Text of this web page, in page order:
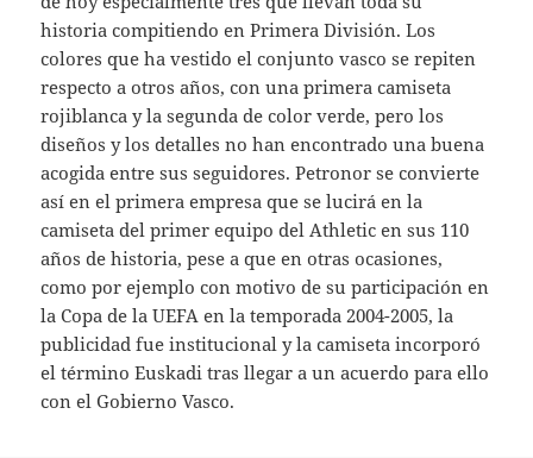
historia compitiendo en Primera División. Los
colores que ha vestido el conjunto vasco se repiten
respecto a otros años, con una primera camiseta
rojiblanca y la segunda de color verde, pero los
diseños y los detalles no han encontrado una buena
acogida entre sus seguidores. Petronor se convierte
así en el primera empresa que se lucirá en la
camiseta del primer equipo del Athletic en sus 110
años de historia, pese a que en otras ocasiones,
como por ejemplo con motivo de su participación en
la Copa de la UEFA en la temporada 2004-2005, la
publicidad fue institucional y la camiseta incorporó
el término Euskadi tras llegar a un acuerdo para ello
con el Gobierno Vasco.